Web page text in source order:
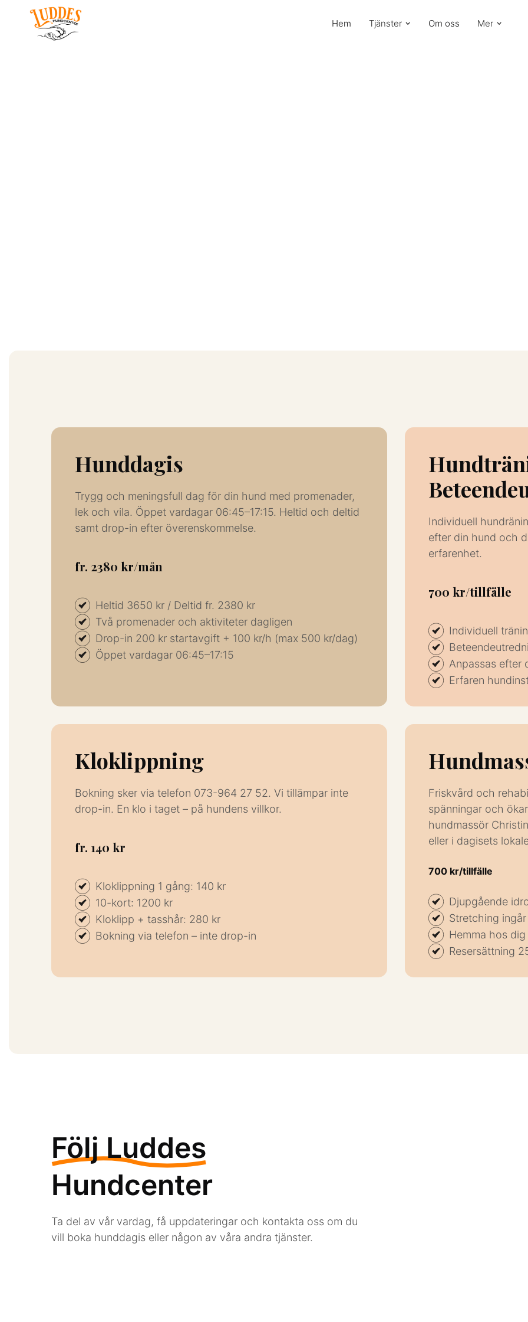
Hem Tjänster Om oss Mer
Hunddagis
Trygg och meningsfull dag för din hund med promenader,
lek och vila. Öppet vardagar 06:45–17:15. Heltid och deltid
samt drop-in efter överenskommelse.
fr. 2380 kr/mån
Heltid 3650 kr / Deltid fr. 2380 kr
Två promenader och aktiviteter dagligen
Drop-in 200 kr startavgift + 100 kr/h (max 500 kr/dag)
Öppet vardagar 06:45–17:15
Individuell
efter din hund och
erfarenhet.
700 kr/tillfälle
Individuell
Anpassas efter
Erfaren
Kloklippning
Bokning sker via telefon 073-964 27 52. Vi tillämpar inte
drop-in. En klo i taget – på hundens villkor.
fr. 140 kr
Kloklippning 1 gång: 140 kr
10-kort: 1200 kr
Kloklipp + tasshår: 280 kr
Bokning via telefon – inte drop-in
Friskvård och
spänningar och
hundmassör
eller i dagisets
700 kr/tillfälle
Djupgående
Stretching
Hemma hos
Resersättning
Följ Luddes
Hundcenter
Ta del av vår vardag, få uppdateringar och kontakta oss om du
vill boka hunddagis eller någon av våra andra tjänster.